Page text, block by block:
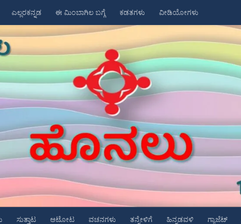
ಎಲ್ಲರಕನ್ನಡ ಈ ಮಿಂಬಾಗಿಲ ಬಗ್ಗೆ ಕಡತಗಳು ವೀಡಿಯೋಗಳು
ಸುತ್ತಾಟ ಆಟೋಟ ವಚನಗಳು ತನ್ನೇಳಿಗೆ ಹಿನ್ನಡವಳಿ ಗ್ಯಾಜೆಟ್